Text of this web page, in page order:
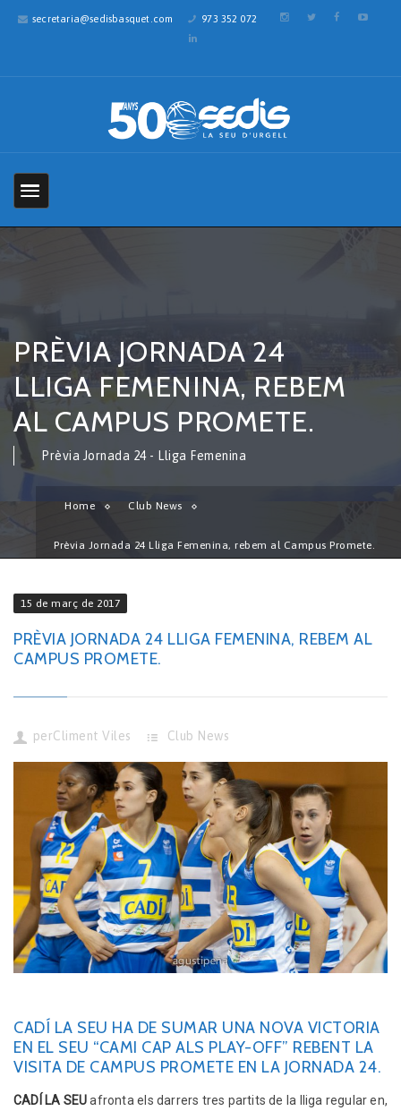
secretaria@sedisbasquet.com 973 352 072
PRÈVIA JORNADA 24
LLIGA FEMENINA, REBEM
AL CAMPUS PROMETE.
Prèvia Jornada 24 - Lliga Femenina
Home Club News
Prèvia Jornada 24 Lliga Femenina, rebem al Campus Promete.
15 de març de 2017
PRÈVIA JORNADA 24 LLIGA FEMENINA, REBEM AL
CAMPUS PROMETE.
perCliment Viles Club News
CADÍ LA SEU HA DE SUMAR UNA NOVA VICTORIA
EN EL SEU “CAMI CAP ALS PLAY-OFF” REBENT LA
VISITA DE CAMPUS PROMETE EN LA JORNADA 24.
CADÍ LA SEUafronta els darrers tres partits de la lliga regular en,